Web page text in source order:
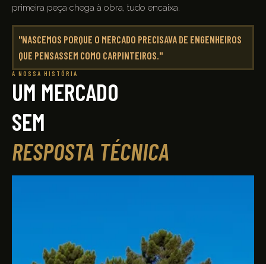
A NOSSA HISTÓRIA
UM MERCADO
SEM
RESPOSTA TÉCNICA
primeira peça chega à obra, tudo encaixa.
"NASCEMOS PORQUE O MERCADO PRECISAVA DE ENGENHEIROS
QUE PENSASSEM COMO CARPINTEIROS."